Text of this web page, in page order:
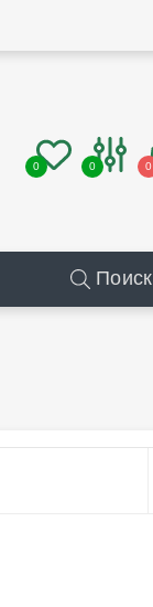
0 0 0
Поиск